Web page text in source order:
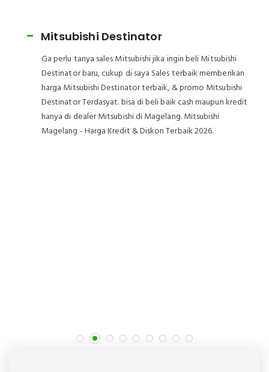
Mitsubishi New Xpander
Ga perlu tanya sales Mitsubishi jika ingin beli Mitsubishi
New Xpander baru, cukup di saya Sales terbaik
memberikan harga Mitsubishi New Xpander terbaik, &